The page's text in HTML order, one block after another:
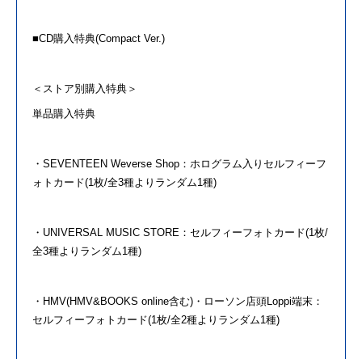
■CD購入特典(Compact Ver.)
＜ストア別購入特典＞
単品購入特典
・ SEVENTEEN Weverse Shop：ホログラム入りセルフィーフ
ォト カード(1枚/全3種よりランダム1種)
・UNIVERSAL MUSIC STORE：セルフィーフォト カード(1枚/
全3種よりランダム1種)
・HMV(HMV&BOOKS online含む)・ローソン店頭Loppi端末：
セルフィーフォト カード(1枚/全2種よりランダム1種)